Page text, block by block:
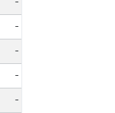
-
-
-
-